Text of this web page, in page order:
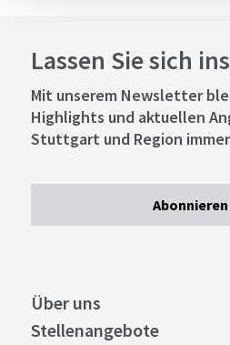
Lassen Sie sich
Mit unserem Newsletter
Highlights und aktuellen
Stuttgart und Region
Abonnieren
Über uns
Stellenangebote